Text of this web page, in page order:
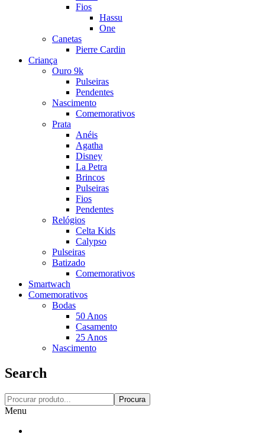
Fios
Hassu
One
Canetas
Pierre Cardin
Criança
Ouro 9k
Pulseiras
Pendentes
Nascimento
Comemorativos
Prata
Anéis
Agatha
Disney
La Petra
Brincos
Pulseiras
Fios
Pendentes
Relógios
Celta Kids
Calypso
Pulseiras
Batizado
Comemorativos
Smartwach
Comemorativos
Bodas
50 Anos
Casamento
25 Anos
Nascimento
Search
Procura
Menu